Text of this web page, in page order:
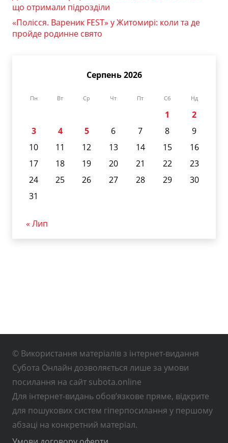
що отримали підрозділи
«Полісся. Вареник FEST» у Житомирі: коли та де
пройде родинне свято
Серпень 2026
Пн Вт Ср Чт Пт Сб Нд
1
2
3
4 5 6 7 8
9
10
11 12 13 14 15
16
17
18 19 20 21 22
23
24
25 26 27 28 29
30
31
« Лип
© Використання матеріалів з інтернет-видання
Субота Онлайн дозволяється лише за умови
посилання на сайт subota.online
Для інтернет-видань обов’язкове пряме, відкрите
для пошукових систем гіперпосилання у першому
абзаці на конкретний матеріал.